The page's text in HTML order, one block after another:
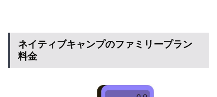
ネイティブキャンプのファミリープラン
料金